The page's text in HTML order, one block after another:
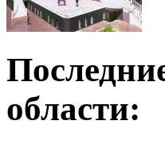
области: